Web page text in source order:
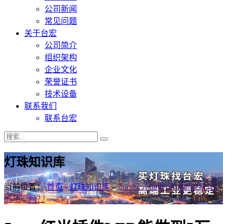
公司新闻
常见问题
关于台宏
公司简介
组织架构
企业文化
荣誉证书
技术设备
联系我们
联系台宏
灯珠知识库
当前位置：首页-灯珠知识库-5mm红光插件LED能做到5瓦
的功率吗？